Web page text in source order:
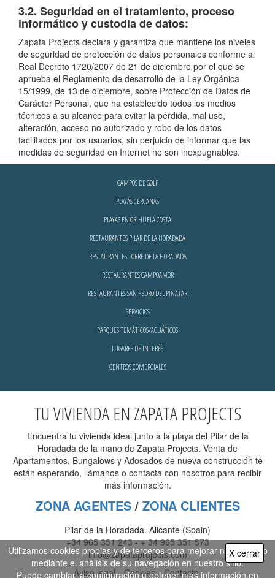
3.2. Seguridad en el tratamiento, proceso
informático y custodia de datos:
Zapata Projects declara y garantiza que mantiene los niveles
de seguridad de protección de datos personales conforme al
Real Decreto 1720/2007 de 21 de diciembre por el que se
aprueba el Reglamento de desarrollo de la Ley Orgánica
15/1999, de 13 de diciembre, sobre Protección de Datos de
Carácter Personal, que ha establecido todos los medios
técnicos a su alcance para evitar la pérdida, mal uso,
alteración, acceso no autorizado y robo de los datos
facilitados por los usuarios, sin perjuicio de informar que las
medidas de seguridad en Internet no son inexpugnables.
CAMPOS DE GOLF
PLAYAS CERCANAS
PLAYAS EN ORIHUELA COSTA
RESTAURANTES PILAR DE LA HORADADA
RESTAURANTES TORRE DE LA HORADADA
RESTAURANTES CAMPOAMOR
RESTAURANTES SAN PEDRO DEL PINATAR
SERVICIOS
PARQUES TEMÁTICOS/ACUÁTICOS
LUGARES DE INTERÉS
CENTROS COMERCIALES
TU VIVIENDA EN ZAPATA PROJECTS
Encuentra tu vivienda ideal junto a la playa del Pilar de la
Horadada de la mano de Zapata Projects. Venta de
Apartamentos, Bungalows y Adosados de nueva construcción te
están esperando, llámanos o contacta con nosotros para recibir
más información.
ZONA AGENTES/ ZONA CLIENTES
Pilar de la Horadada. Alicante (Spain)
+34 965 351 243-+ 34 965 351 573
info@zapataprojects.com
Aviso legal
Cookies Contacto
Utilizamos cookies propias y de terceros para mejorar nuestra web
mediante el análisis de su navegación en nuestro sitio.
Puede cambiar la configuración u obtener más información en
X cerrar